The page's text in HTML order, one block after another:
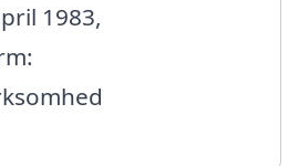
1983,